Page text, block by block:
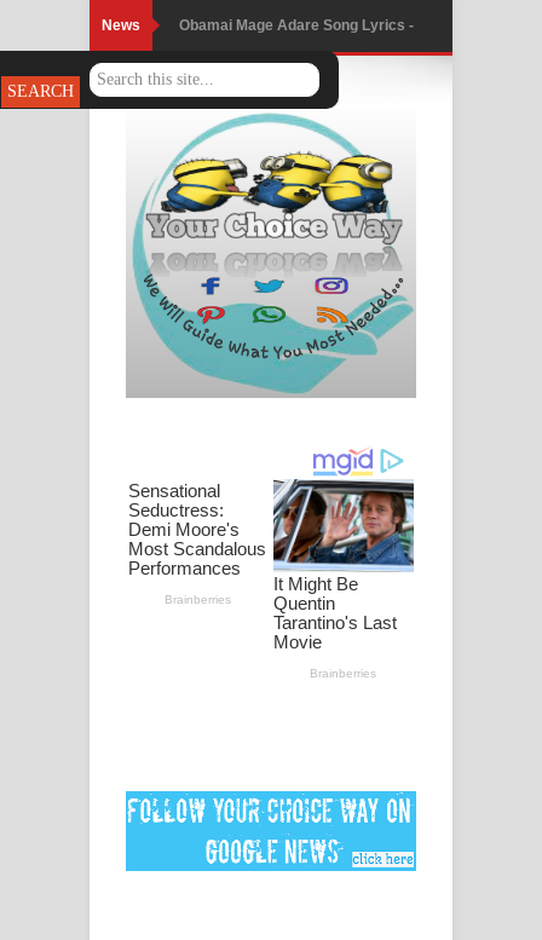
News Obamai Mage Adare Song Lyrics -
ඔබමයි මගේ ආදරේ ගීතයේ පද පෙළ
Pansal Gihin Song Lyrics - පන්සල් ගිහිං
ගීතයේ පද පෙළ
Ankeliya Song Lyrics - අංකෙළිය ගීතයේ
පද පෙළ
DEAR GOD Song Lyrics - ඩියර් ගෝඩ්
ගීතයේ පද පෙළ
මනමාල කතා ගීතයේ පද පෙළ
Dai Dai Lyrics - Shakira, Burna Boy |
2026 football world cup song lyrics
Lassana Amma Song Lyrics - ලස්සන
ගීතයේ පද පෙළ
Niwuna Numba Hinda Song Lyrics -